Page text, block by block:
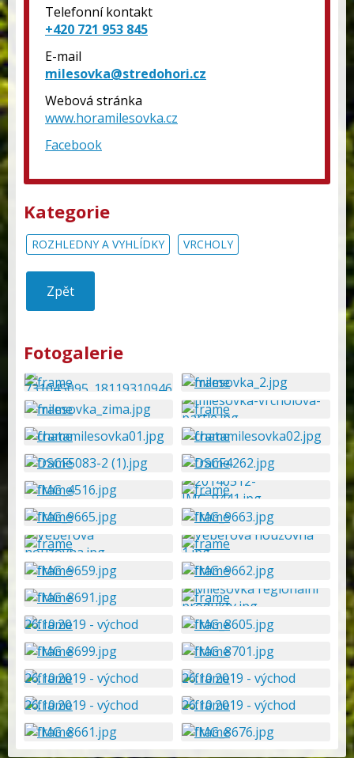
Telefonní kontakt
+420 721 953 845
E-mail
milesovka@stredohori.cz
Webová stránka
www.horamilesovka.cz
Facebook
Kategorie
ROZHLEDNY A VYHLÍDKY VRCHOLY
Zpět
Fotogalerie